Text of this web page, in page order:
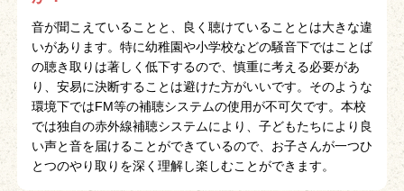
音が聞こえていることと、良く聴けていることとは大きな違
いがあります。特に幼稚園や小学校などの騒音下ではことば
の聴き取りは著しく低下するので、慎重に考える必要があ
り、安易に決断することは避けた方がいいです。そのような
環境下ではFM等の補聴システムの使用が不可欠です。本校
では独自の赤外線補聴システムにより、子どもたちにより良
い声と音を届けることができているので、お子さんが一つひ
とつのやり取りを深く理解し楽しむことができます。